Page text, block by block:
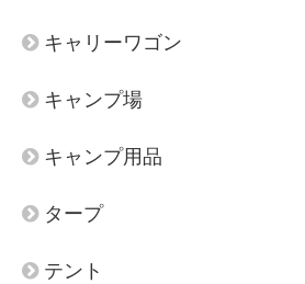
キャリーワゴン
キャンプ場
キャンプ用品
タープ
テント